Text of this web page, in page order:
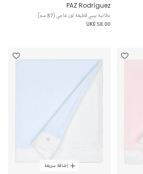
PAZ Rodríguez
بطانية بيبي قطيفة لون عاجي (87 سم)
UK£ 58.00
إضافة سريعة